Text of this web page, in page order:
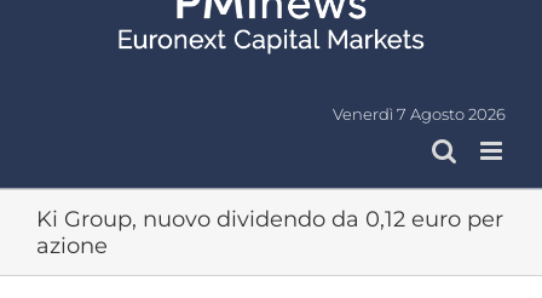
Venerdì 7 Agosto 2026
Ki Group, nuovo dividendo da 0,12 euro per
azione